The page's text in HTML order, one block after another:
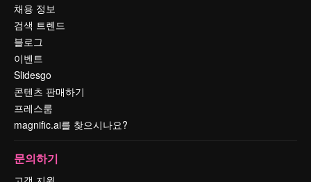
채용 정보
검색 트렌드
블로그
이벤트
Slidesgo
콘텐츠 판매하기
프레스룸
magnific.ai를 찾으시나요?
문의하기